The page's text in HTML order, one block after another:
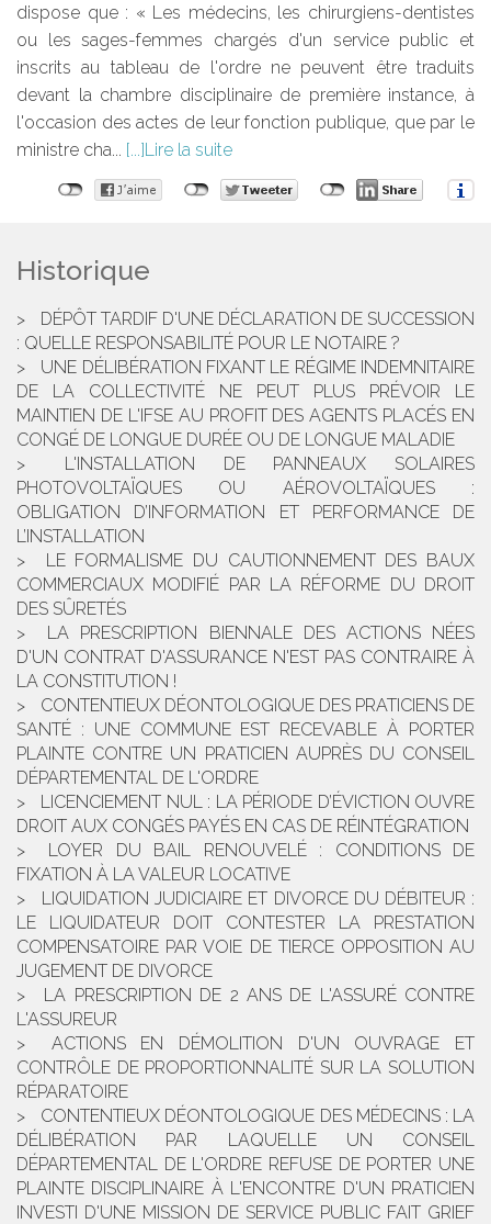
dispose que : « Les médecins, les chirurgiens-dentistes
ou les sages-femmes chargés d'un service public et
inscrits au tableau de l'ordre ne peuvent être traduits
devant la chambre disciplinaire de première instance, à
l'occasion des actes de leur fonction publique, que par le
ministre cha...
Lire la suite
Historique
DÉPÔT TARDIF D'UNE DÉCLARATION DE SUCCESSION
: QUELLE RESPONSABILITÉ POUR LE NOTAIRE ?
UNE DÉLIBÉRATION FIXANT LE RÉGIME INDEMNITAIRE
DE LA COLLECTIVITÉ NE PEUT PLUS PRÉVOIR LE
MAINTIEN DE L'IFSE AU PROFIT DES AGENTS PLACÉS EN
CONGÉ DE LONGUE DURÉE OU DE LONGUE MALADIE
L'INSTALLATION DE PANNEAUX SOLAIRES
PHOTOVOLTAÏQUES OU AÉROVOLTAÏQUES :
OBLIGATION D’INFORMATION ET PERFORMANCE DE
L’INSTALLATION
LE FORMALISME DU CAUTIONNEMENT DES BAUX
COMMERCIAUX MODIFIÉ PAR LA RÉFORME DU DROIT
DES SÛRETÉS
LA PRESCRIPTION BIENNALE DES ACTIONS NÉES
D'UN CONTRAT D'ASSURANCE N'EST PAS CONTRAIRE À
LA CONSTITUTION !
CONTENTIEUX DÉONTOLOGIQUE DES PRATICIENS DE
SANTÉ : UNE COMMUNE EST RECEVABLE À PORTER
PLAINTE CONTRE UN PRATICIEN AUPRÈS DU CONSEIL
DÉPARTEMENTAL DE L'ORDRE
LICENCIEMENT NUL : LA PÉRIODE D’ÉVICTION OUVRE
DROIT AUX CONGÉS PAYÉS EN CAS DE RÉINTÉGRATION
LOYER DU BAIL RENOUVELÉ : CONDITIONS DE
FIXATION À LA VALEUR LOCATIVE
LIQUIDATION JUDICIAIRE ET DIVORCE DU DÉBITEUR :
LE LIQUIDATEUR DOIT CONTESTER LA PRESTATION
COMPENSATOIRE PAR VOIE DE TIERCE OPPOSITION AU
JUGEMENT DE DIVORCE
LA PRESCRIPTION DE 2 ANS DE L'ASSURÉ CONTRE
L'ASSUREUR
ACTIONS EN DÉMOLITION D'UN OUVRAGE ET
CONTRÔLE DE PROPORTIONNALITÉ SUR LA SOLUTION
RÉPARATOIRE
CONTENTIEUX DÉONTOLOGIQUE DES MÉDECINS : LA
DÉLIBÉRATION PAR LAQUELLE UN CONSEIL
DÉPARTEMENTAL DE L'ORDRE REFUSE DE PORTER UNE
PLAINTE DISCIPLINAIRE À L'ENCONTRE D'UN PRATICIEN
INVESTI D'UNE MISSION DE SERVICE PUBLIC FAIT GRIEF